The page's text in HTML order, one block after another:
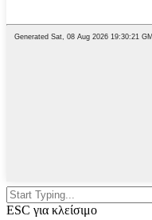
ESC για κλείσιμο